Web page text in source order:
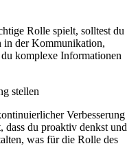
Rolle spielt, solltest du
in der Kommunikation,
komplexe Informationen
stellen
Verbesserung
dass du proaktiv denkst und
was für die Rolle des